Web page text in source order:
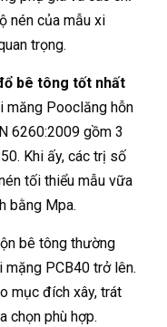
nén của mẫu xi
trọng.
bê tông tốt nhất
măng Pooclăng hỗn
6260:2009 gồm 3
Khi ấy, các trị số
tối thiểu mẫu vữa
bằng Mpa.
bê tông thường
PCB40 trở lên.
mục đích xây, trát
chọn phù hợp.